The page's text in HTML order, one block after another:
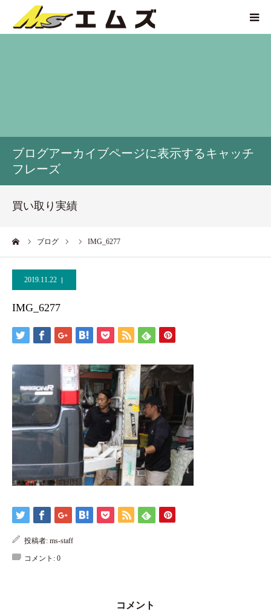
ブログアーカイブページに表示するキャッチ
フレーズ
買い取り実績
ブログ IMG_6277
2019.11.22
IMG_6277
投稿者: ms-staff
コメント: 0
コメント
サービス紹介
お問い合わせ